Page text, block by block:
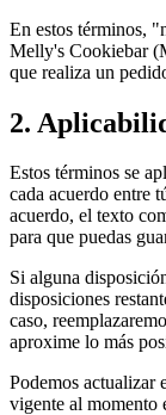
En estos términos,
Melly's Cookiebar
que realiza un
2.
Estos términos se
cada acuerdo entre
acuerdo, el texto
para que puedas
Si alguna
disposiciones
caso,
aproxime lo más
Podemos actualizar
vigente al momento